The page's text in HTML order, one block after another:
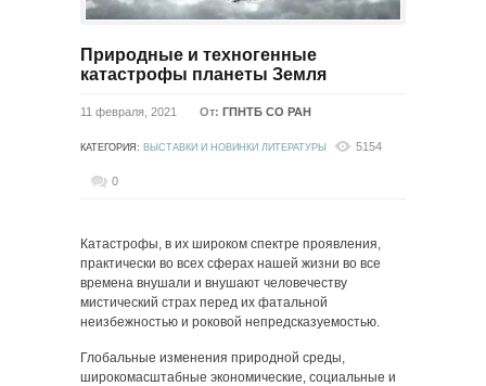
Природные и техногенные
катастрофы планеты Земля
11 февраля, 2021 От: ГПНТБ СО РАН
КАТЕГОРИЯ: ВЫСТАВКИ И НОВИНКИ ЛИТЕРАТУРЫ 5154
0
Катастрофы, в их широком спектре проявления,
практически во всех сферах нашей жизни во все
времена внушали и внушают человечеству
мистический страх перед их фатальной
неизбежностью и роковой непредсказуемостью.
Глобальные изменения природной среды,
широкомасштабные экономические, социальные и